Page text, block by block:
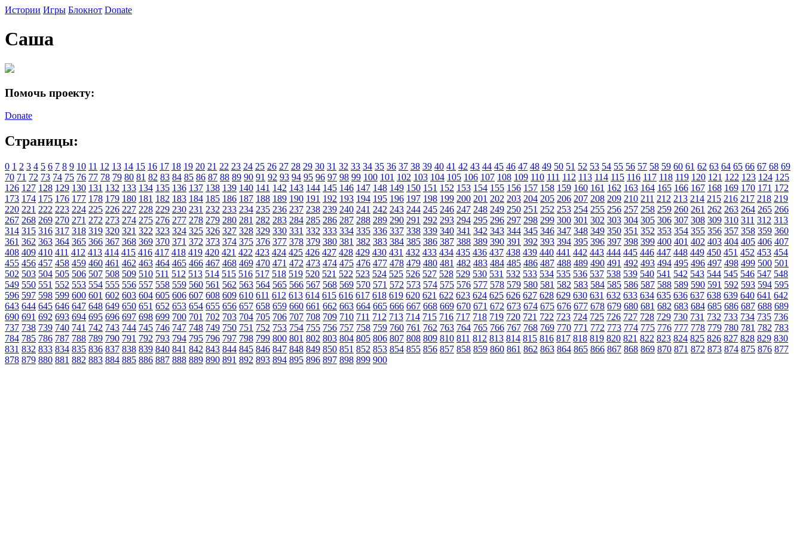
Истории Игры Блокнот Donate
Саша
Помочь проекту:
Donate
Страницы:
0 1 2 3 4 5 6 7 8 9 10 11 12 13 14 15 16 17 18 19 20 21 22 23 24 25 26 27 28 29 30 31 32 33 34 35 36 37 38 39 40 41 42 43 44 45 46 47 48 49 50 51 52 53 54 55 56 57 58 59 60 61 62 63 64 65 66 67 68 69
70 71 72 73 74 75 76 77 78 79 80 81 82 83 84 85 86 87 88 89 90 91 92 93 94 95 96 97 98 99 100 101 102 103 104 105 106 107 108 109 110 111 112 113 114 115 116 117 118 119 120 121 122 123 124 125
126 127 128 129 130 131 132 133 134 135 136 137 138 139 140 141 142 143 144 145 146 147 148 149 150 151 152 153 154 155 156 157 158 159 160 161 162 163 164 165 166 167 168 169 170 171 172
173 174 175 176 177 178 179 180 181 182 183 184 185 186 187 188 189 190 191 192 193 194 195 196 197 198 199 200 201 202 203 204 205 206 207 208 209 210 211 212 213 214 215 216 217 218 219
220 221 222 223 224 225 226 227 228 229 230 231 232 233 234 235 236 237 238 239 240 241 242 243 244 245 246 247 248 249 250 251 252 253 254 255 256 257 258 259 260 261 262 263 264 265 266
267 268 269 270 271 272 273 274 275 276 277 278 279 280 281 282 283 284 285 286 287 288 289 290 291 292 293 294 295 296 297 298 299 300 301 302 303 304 305 306 307 308 309 310 311 312 313
314 315 316 317 318 319 320 321 322 323 324 325 326 327 328 329 330 331 332 333 334 335 336 337 338 339 340 341 342 343 344 345 346 347 348 349 350 351 352 353 354 355 356 357 358 359 360
361 362 363 364 365 366 367 368 369 370 371 372 373 374 375 376 377 378 379 380 381 382 383 384 385 386 387 388 389 390 391 392 393 394 395 396 397 398 399 400 401 402 403 404 405 406 407
408 409 410 411 412 413 414 415 416 417 418 419 420 421 422 423 424 425 426 427 428 429 430 431 432 433 434 435 436 437 438 439 440 441 442 443 444 445 446 447 448 449 450 451 452 453 454
455 456 457 458 459 460 461 462 463 464 465 466 467 468 469 470 471 472 473 474 475 476 477 478 479 480 481 482 483 484 485 486 487 488 489 490 491 492 493 494 495 496 497 498 499 500 501
502 503 504 505 506 507 508 509 510 511 512 513 514 515 516 517 518 519 520 521 522 523 524 525 526 527 528 529 530 531 532 533 534 535 536 537 538 539 540 541 542 543 544 545 546 547 548
549 550 551 552 553 554 555 556 557 558 559 560 561 562 563 564 565 566 567 568 569 570 571 572 573 574 575 576 577 578 579 580 581 582 583 584 585 586 587 588 589 590 591 592 593 594 595
596 597 598 599 600 601 602 603 604 605 606 607 608 609 610 611 612 613 614 615 616 617 618 619 620 621 622 623 624 625 626 627 628 629 630 631 632 633 634 635 636 637 638 639 640 641 642
643 644 645 646 647 648 649 650 651 652 653 654 655 656 657 658 659 660 661 662 663 664 665 666 667 668 669 670 671 672 673 674 675 676 677 678 679 680 681 682 683 684 685 686 687 688 689
690 691 692 693 694 695 696 697 698 699 700 701 702 703 704 705 706 707 708 709 710 711 712 713 714 715 716 717 718 719 720 721 722 723 724 725 726 727 728 729 730 731 732 733 734 735 736
737 738 739 740 741 742 743 744 745 746 747 748 749 750 751 752 753 754 755 756 757 758 759 760 761 762 763 764 765 766 767 768 769 770 771 772 773 774 775 776 777 778 779 780 781 782 783
784 785 786 787 788 789 790 791 792 793 794 795 796 797 798 799 800 801 802 803 804 805 806 807 808 809 810 811 812 813 814 815 816 817 818 819 820 821 822 823 824 825 826 827 828 829 830
831 832 833 834 835 836 837 838 839 840 841 842 843 844 845 846 847 848 849 850 851 852 853 854 855 856 857 858 859 860 861 862 863 864 865 866 867 868 869 870 871 872 873 874 875 876 877
878 879 880 881 882 883 884 885 886 887 888 889 890 891 892 893 894 895 896 897 898 899 900